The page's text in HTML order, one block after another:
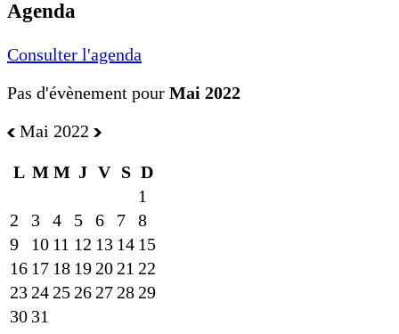
Agenda
Consulter l'agenda
Pas d'évènement pour Mai 2022
Mai 2022
L M M J V S D
1
2
3 4 5 6 7
8
9
10 11 12 13 14 15
16 17 18 19 20 21 22
23 24 25 26 27 28 29
30 31